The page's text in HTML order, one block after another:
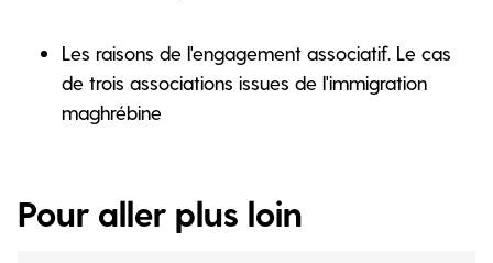
Les raisons de l'engagement associatif. Le cas
de trois associations issues de l'immigration
maghrébine
Pour aller plus loin